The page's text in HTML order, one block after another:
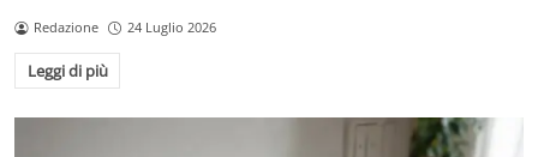
Redazione 24 Luglio 2026
Leggi di più